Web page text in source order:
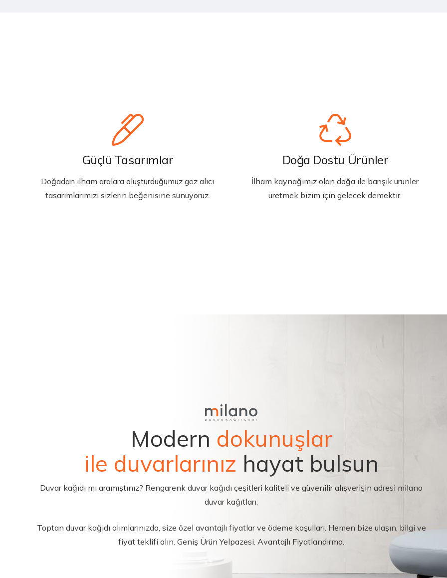
Güçlü Tasarımlar
Doğadan ilham aralara oluşturduğumuz göz alıcı
tasarımlarımızı sizlerin beğenisine sunuyoruz.
Doğa Dostu Ürünler
İlham kaynağımız olan doğa ile barışık ürünler
üretmek bizim için gelecek demektir.
Modern dokunuşlar
ile duvarlarınız hayat bulsun
Duvar kağıdı mı aramıştınız? Rengarenk duvar kağıdı çeşitleri kaliteli ve güvenilir alışverişin adresi milano
duvar kağıtları.
Toptan duvar kağıdı alımlarınızda, size özel avantajlı fiyatlar ve ödeme koşulları. Hemen bize ulaşın, bilgi ve
fiyat teklifi alın. Geniş Ürün Yelpazesi. Avantajlı Fiyatlandırma.